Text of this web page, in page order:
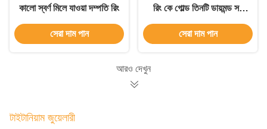
কালো স্বর্ণ মিলে যাওয়া দম্পতি রিং
সেরা দাম পান
রিং কে গোল্ড তিনটি ডায়মন্ড সহ
মরিচা প্রতিরোধী
সেরা দাম পান
আরও দেখুন
টাইটানিয়াম জুয়েলারী